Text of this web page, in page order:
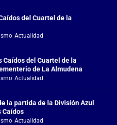
del Cuartel de la
,Actualidad
Caídos del Cuartel de la
de La Almudena
,Actualidad
la partida de la División Azul
Caídos
,Actualidad